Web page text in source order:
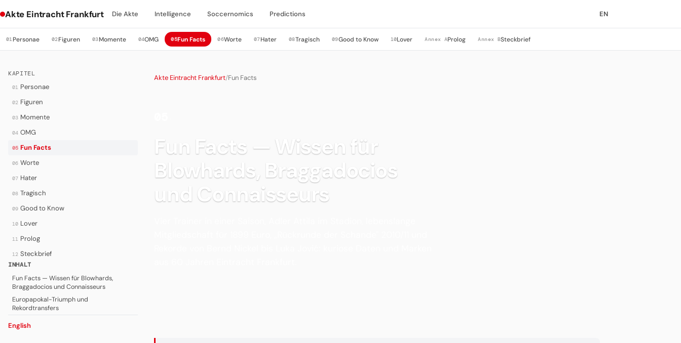
Akte Eintracht Frankfurt Die Akte Intelligence Soccernomics Predictions EN
01Personae 02Figuren 03Momente 04OMG 05Fun Facts 06Worte 07Hater 08Tragisch 09Good to Know 10Lover Annex AProlog Annex BSteckbrief
KAPITEL
01 Personae
02 Figuren
03 Momente
04 OMG
05 Fun Facts
06 Worte
07 Hater
08 Tragisch
09 Good to Know
10 Lover
11 Prolog
12 Steckbrief
INHALT
Fun Facts — Wissen für Blowhards,
Braggadocios und Connaisseurs
Europapokal-Triumph und
Rekordtransfers
English
Akte Eintracht Frankfurt/Fun Facts
Fun Facts — Wissen für
Blowhards, Braggadocios
und Connaisseurs